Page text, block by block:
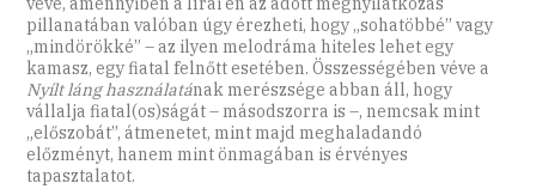
pillanatában valóban úgy érezheti, hogy „sohatöbbé” vagy
„mindörökké” – az ilyen melodráma hiteles lehet egy
kamasz, egy fiatal felnőtt esetében. Összességében véve a
Nyílt láng használatának merészsége abban áll, hogy
vállalja fiatal(os)ságát – másodszorra is –, nemcsak mint
„előszobát”, átmenetet, mint majd meghaladandó
előzményt, hanem mint önmagában is érvényes
tapasztalatot.